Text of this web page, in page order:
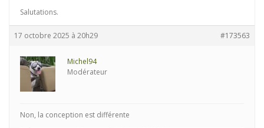
Salutations.
17 octobre 2025 à 20h29 #173563
Michel94
Modérateur
Non, la conception est différente